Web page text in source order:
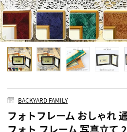
BACKYARD FAMILY
フォトフレーム おしゃれ